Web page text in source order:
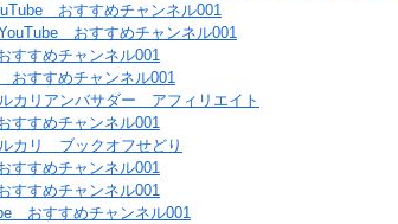
おすすめチャンネル001
おすすめチャンネル001
すすめチャンネル001
おすすめチャンネル001
カリアンバサダー アフィリエイト
すすめチャンネル001
カリ ブックオフせどり
すすめチャンネル001
すすめチャンネル001
おすすめチャンネル001